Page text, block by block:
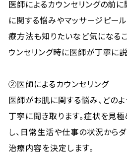
医師によるカウンセリングの前
に関する悩みやマッサージピー
療方法も知りたいなど気になる
ウンセリング時に医師が丁寧に
②医師によるカウンセリング
医師がお肌に関する悩み、どの
丁寧に聞き取ります。症状を見
し、日常生活や仕事の状況からダ
治療内容を決定します。